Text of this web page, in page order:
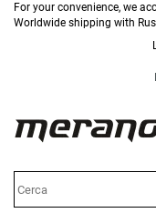
For your convenience, we
Worldwide shipping with